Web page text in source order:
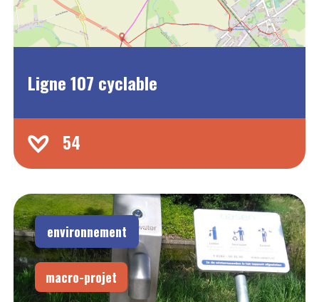
Ligne 107 cyclable
54
environnement
macro-projet